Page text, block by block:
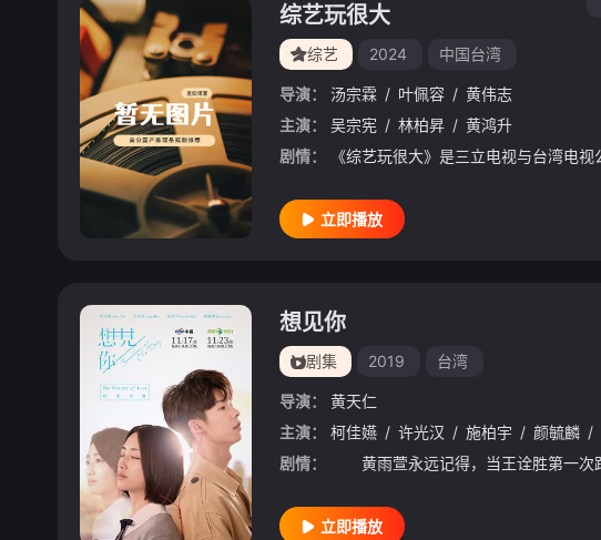
综艺玩很大
综艺 2024 中国台湾
导演： 汤宗霖 / 叶佩容 / 黄伟志
主演：
吴宗宪 / 林柏昇 / 黄鸿升
剧情：
立即播放
想见你
剧集 2019 台湾
导演：
黄天仁
主演：
柯佳嬿 / 许光汉 / 施柏宇 / 颜毓麟 /
剧情：
立即播放